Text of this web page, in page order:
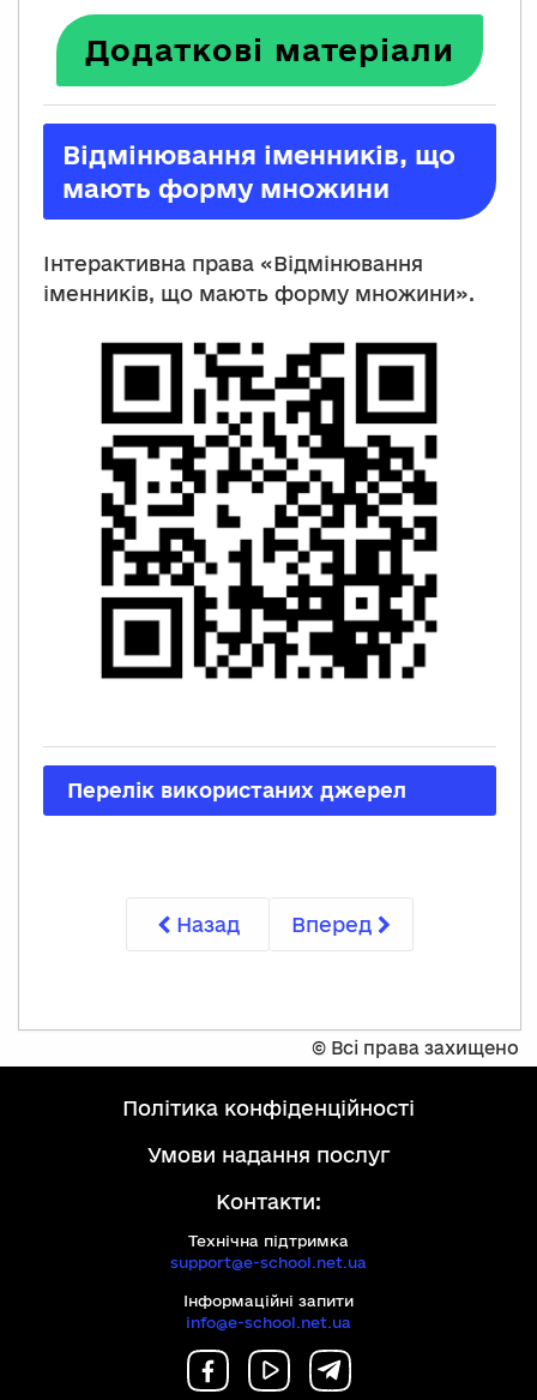
Додаткові матеріали
Відмінювання іменників, що
мають форму множини
Інтерактивна права «Відмінювання
іменників, що мають форму множини».
Перелік використаних джерел
Назад Вперед
© Всі права захищено
політика конфіденційності
умови надання послуг
Контакти:
Технічна підтримка
support@e-school.net.ua
Інформаційні запити
info@e-school.net.ua